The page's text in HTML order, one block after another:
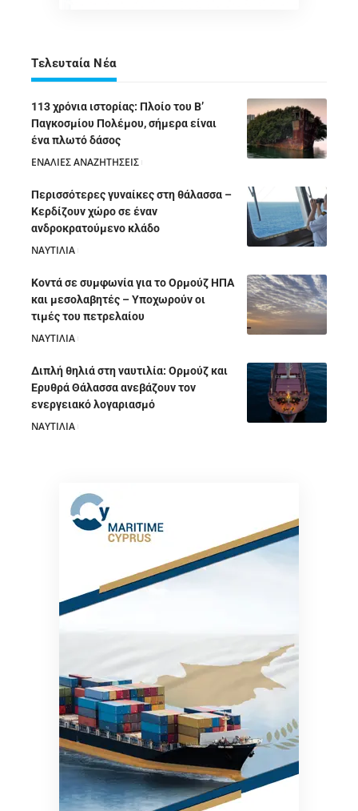
Τελευταία Νέα
113 χρόνια ιστορίας: Πλοίο του Β’
Παγκοσμίου Πολέμου, σήμερα είναι
ένα πλωτό δάσος
ΕΝΑΛΙΕΣ ΑΝΑΖΗΤΗΣΕΙΣ
Περισσότερες γυναίκες στη θάλασσα –
Κερδίζουν χώρο σε έναν
ανδροκρατούμενο κλάδο
ΝΑΥΤΙΛΙΑ
Κοντά σε συμφωνία για το Ορμούζ ΗΠΑ
και μεσολαβητές – Υποχωρούν οι
τιμές του πετρελαίου
ΝΑΥΤΙΛΙΑ
Διπλή θηλιά στη ναυτιλία: Ορμούζ και
Ερυθρά Θάλασσα ανεβάζουν τον
ενεργειακό λογαριασμό
ΝΑΥΤΙΛΙΑ